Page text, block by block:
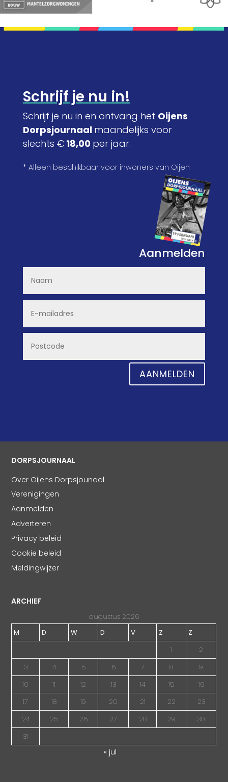
Schrijf je nu in!
Schrijf je nu in en ontvang het Oijens
Dorpsjournaal maandelijks voor
slechts €18,00 per jaar.
* Alleen beschikbaar voor inwoners van Oijen
Aanmelden
AANMELDEN
DORPSJOURNAAL
Over Oijens Dorpsjounaal
Verenigingen
Aanmelden
Adverteren
Privacy beleid
Cookie beleid
Meldingwijzer
ARCHIEF
augustus 2026
M
D W D V Z
Z
1
2
3
4 5 6 7 8
9
10
11 12 13 14 15
16
17
18 19 20 21 22
23
24
25 26 27 28 29
30
31
« jul